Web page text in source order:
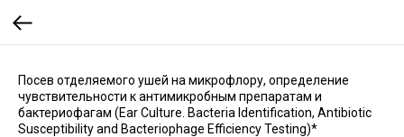
Посев отделяемого ушей на микрофлору, определение
чувствительности к антимикробным препаратам и
бактериофагам (Ear Culture. Bacteria Identification, Antibiotic
Susceptibility and Bacteriophage Efficiency Testing)*